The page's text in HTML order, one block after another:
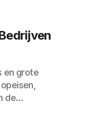
en grote
de…